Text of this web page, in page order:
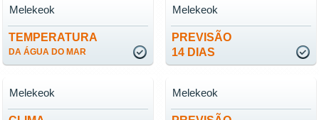
TEMPERATURA
DA ÁGUA DO MAR
Melekeok
PREVISÃO
14 DIAS
Melekeok
Melekeok Melekeok